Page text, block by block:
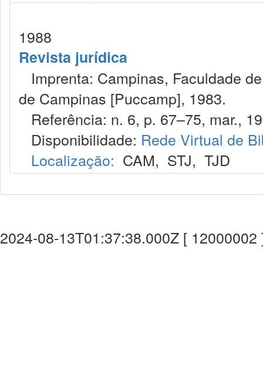
1988
Revista jurídica
Imprenta: Campinas, Faculdade
de Campinas [Puccamp], 1983.
Referência: n. 6, p. 67–75, mar.,
Disponibilidade: Rede Virtual de
Localização: CAM, STJ, TJD
2024-08-13T01:37:38.000Z [ 12000002